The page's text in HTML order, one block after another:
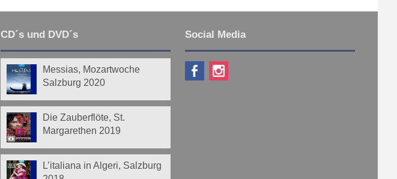
CD´s und DVD´s
Messias, Mozartwoche
Salzburg 2020
Die Zauberflöte, St.
Margarethen 2019
L’italiana in Algeri, Salzburg
Social Media